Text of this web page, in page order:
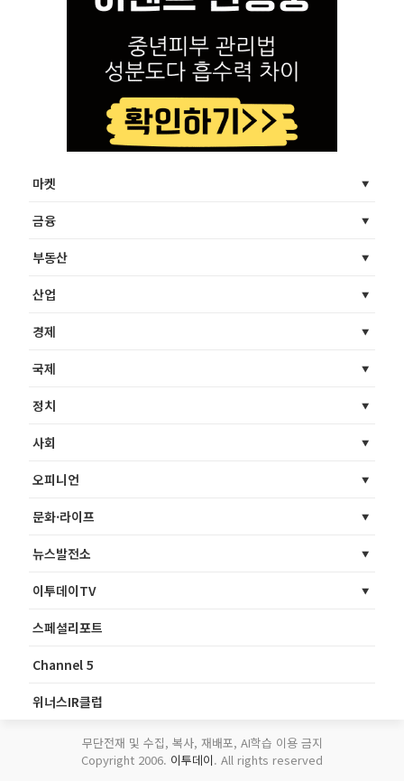
마켓
금융
부동산
산업
경제
국제
정치
사회
오피니언
문화·라이프
뉴스발전소
이투데이TV
스페셜리포트
Channel 5
위너스IR클럽
무단전재 및 수집, 복사, 재배포, AI학습 이용 금지
Copyright 2006. 이투데이. All rights reserved